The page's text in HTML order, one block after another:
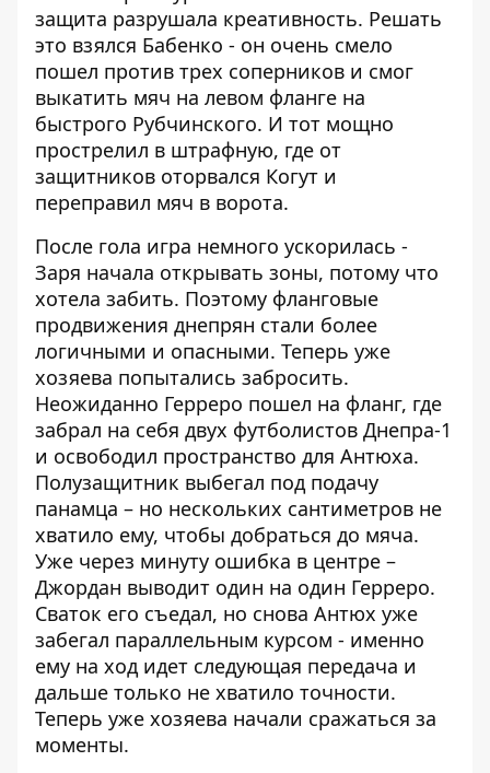
защита разрушала креативность. Решать
это взялся Бабенко - он очень смело
пошел против трех соперников и смог
выкатить мяч на левом фланге на
быстрого Рубчинского. И тот мощно
прострелил в штрафную, где от
защитников оторвался Когут и
переправил мяч в ворота.
После гола игра немного ускорилась -
Заря начала открывать зоны, потому что
хотела забить. Поэтому фланговые
продвижения днепрян стали более
логичными и опасными. Теперь уже
хозяева попытались забросить.
Неожиданно Герреро пошел на фланг, где
забрал на себя двух футболистов Днепра-1
и освободил пространство для Антюха.
Полузащитник выбегал под подачу
панамца – но нескольких сантиметров не
хватило ему, чтобы добраться до мяча.
Уже через минуту ошибка в центре –
Джордан выводит один на один Герреро.
Сваток его съедал, но снова Антюх уже
забегал параллельным курсом - именно
ему на ход идет следующая передача и
дальше только не хватило точности.
Теперь уже хозяева начали сражаться за
моменты.